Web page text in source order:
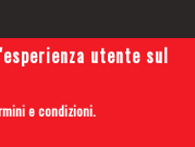
Tips
utente sul
e condizioni.